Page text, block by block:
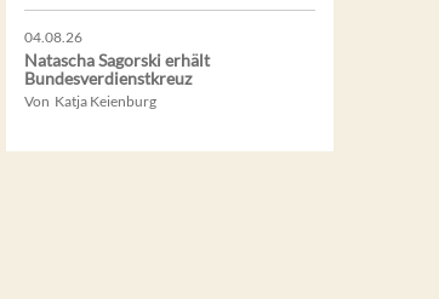
04.08.26
Natascha Sagorski erhält
Bundesverdienstkreuz
Von Katja Keienburg